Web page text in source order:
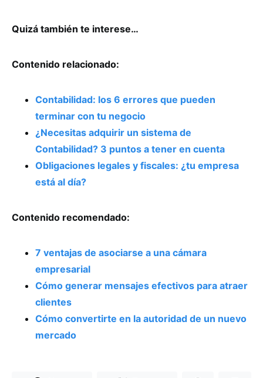
Quizá también te interese…
Contenido relacionado:
Contabilidad: los 6 errores que pueden
terminar con tu negocio
¿Necesitas adquirir un sistema de
Contabilidad? 3 puntos a tener en cuenta
Obligaciones legales y fiscales: ¿tu empresa
está al día?
Contenido recomendado:
7 ventajas de asociarse a una cámara
empresarial
Cómo generar mensajes efectivos para atraer
clientes
Cómo convertirte en la autoridad de un nuevo
mercado